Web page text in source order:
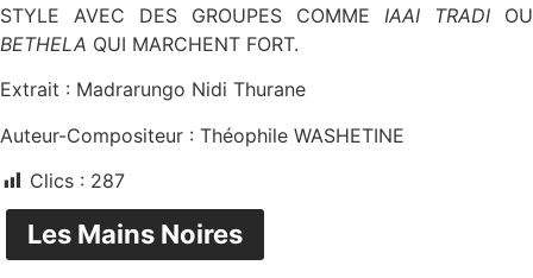
STYLE AVEC DES GROUPES COMME IAAI TRADI OU
BETHELA QUI MARCHENT FORT.
Extrait : Madrarungo Nidi Thurane
Auteur-Compositeur : Théophile WASHETINE
Clics : 287
Les Mains Noires